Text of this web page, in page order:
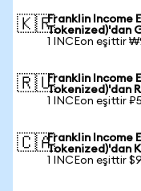
🇰🇷Franklin Income
Tokenized)'dan
1 INCEon eşittir
🇷🇺Franklin Income
Tokenized)'dan
1 INCEon eşittir
🇨🇦Franklin Income
Tokenized)'dan
1 INCEon eşittir